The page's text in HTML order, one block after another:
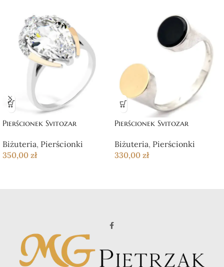
Pierścionek Svitozar
Biżuteria, Pierścionki
350,00 zł
Pierścionek Svitozar
Biżuteria, Pierścionki
330,00 zł